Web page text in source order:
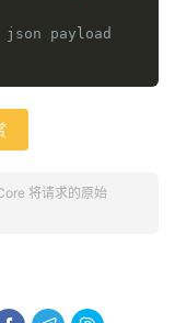
payload
将请求的原始